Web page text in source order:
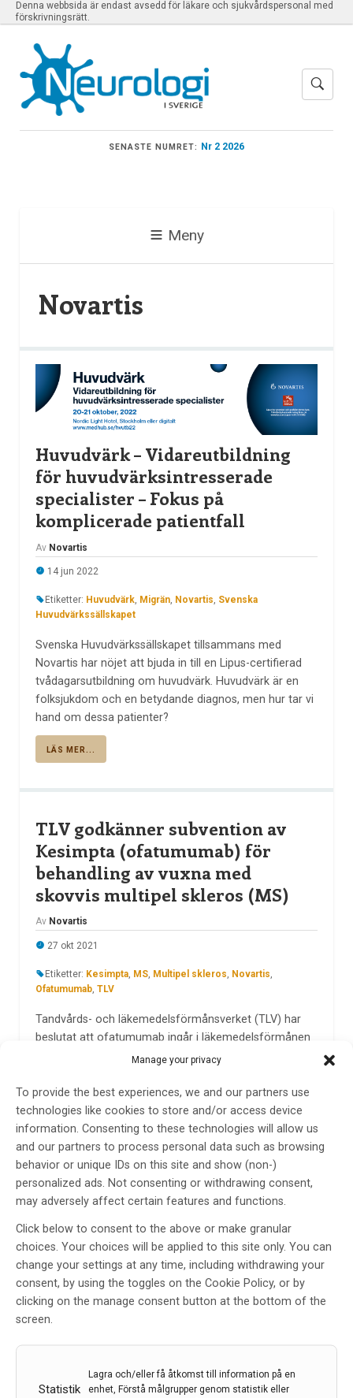
Manage your privacy
To provide the best experiences, we and our partners use
technologies like cookies to store and/or access device
information. Consenting to these technologies will allow us
and our partners to process personal data such as browsing
behavior or unique IDs on this site and show (non-)
personalized ads. Not consenting or withdrawing consent,
may adversely affect certain features and functions.
Click below to consent to the above or make granular
choices. Your choices will be applied to this site only. You can
change your settings at any time, including withdrawing your
consent, by using the toggles on the Cookie Policy, or by
clicking on the manage consent button at the bottom of the
screen.
Statistik
Lagra och/eller få åtkomst till information på en
enhet, Förstå målgrupper genom statistik eller
Denna webbsida är endast avsedd för läkare och sjukvårdspersonal med
förskrivningsrätt.
SENASTE NUMRET: Nr 2 2026
Meny
Novartis
Huvudvärk – Vidareutbildning
för huvudvärksintresserade
specialister – Fokus på
komplicerade patientfall
Av Novartis
14 jun 2022
Etiketter: Huvudvärk, Migrän, Novartis, Svenska
Huvudvärkssällskapet
Svenska Huvudvärkssällskapet tillsammans med
Novartis har nöjet att bjuda in till en Lipus-certifierad
tvådagarsutbildning om huvudvärk. Huvudvärk är en
folksjukdom och en betydande diagnos, men hur tar vi
hand om dessa patienter?
LÄS MER...
TLV godkänner subvention av
Kesimpta (ofatumumab) för
behandling av vuxna med
skovvis multipel skleros (MS)
Av Novartis
27 okt 2021
Etiketter: Kesimpta, MS, Multipel skleros Novartis
Ofatumumab, TLV
Tandvårds- och läkemedelsförmånsverket (TLV) har
beslutat att ofatumumab ingår i läkemedelsförmånen
från och med den 22 oktober 2021.1 Ofatumumab
behandling av vuxna patienter med skovvis MS (även
kallad RMS*) – den vanligaste formen av MS, vilken
kännetecknas av att man får tydliga och
återkommande besvärsperioder, så kallade skov.
Ofatumumab subventioneras för 1)patienter med låg
till måttlig sjukdomsaktivitet och 2)patienter med
högaktiv sjukdom endast när behandling med rituximab
LÄS MER...
Positivt CHMP utlåtande för
relapserande MS